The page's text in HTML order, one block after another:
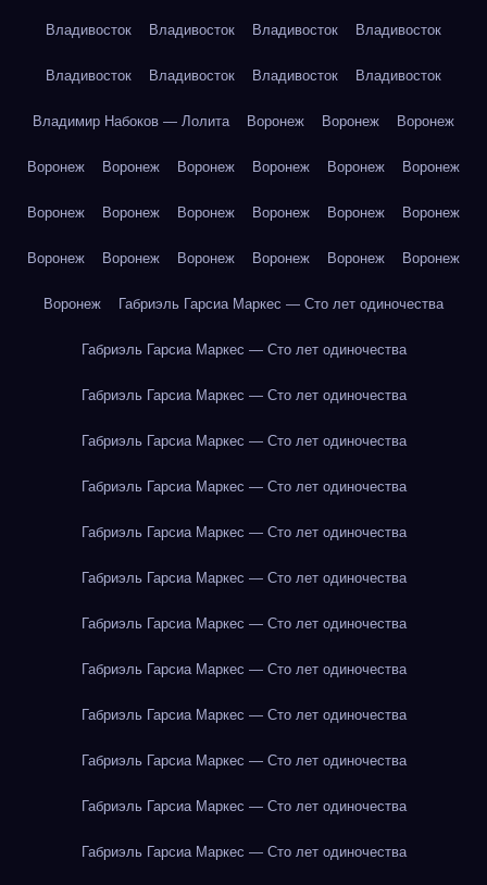
Владивосток Владивосток Владивосток Владивосток
Владивосток Владивосток Владивосток Владивосток
Владимир Набоков — Лолита Воронеж Воронеж Воронеж
Воронеж Воронеж Воронеж Воронеж Воронеж Воронеж
Воронеж Воронеж Воронеж Воронеж Воронеж Воронеж
Воронеж Воронеж Воронеж Воронеж Воронеж Воронеж
Воронеж Габриэль Гарсиа Маркес — Сто лет одиночества
Габриэль Гарсиа Маркес — Сто лет одиночества
Габриэль Гарсиа Маркес — Сто лет одиночества
Габриэль Гарсиа Маркес — Сто лет одиночества
Габриэль Гарсиа Маркес — Сто лет одиночества
Габриэль Гарсиа Маркес — Сто лет одиночества
Габриэль Гарсиа Маркес — Сто лет одиночества
Габриэль Гарсиа Маркес — Сто лет одиночества
Габриэль Гарсиа Маркес — Сто лет одиночества
Габриэль Гарсиа Маркес — Сто лет одиночества
Габриэль Гарсиа Маркес — Сто лет одиночества
Габриэль Гарсиа Маркес — Сто лет одиночества
Габриэль Гарсиа Маркес — Сто лет одиночества